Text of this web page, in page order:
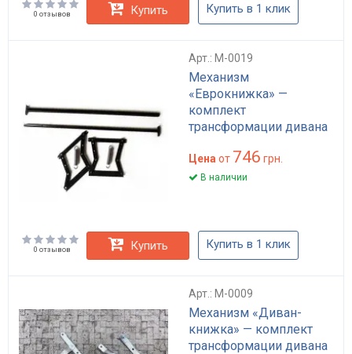
0 отзывов Купить Купить в 1 клик
Арт.: M-0019
Механизм
«Еврокнижка» —
комплект
трансформации дивана
Цена от 746 грн.
В наличии
0 отзывов Купить Купить в 1 клик
Арт.: M-0009
Механизм «Диван-
книжка» — комплект
трансформации дивана